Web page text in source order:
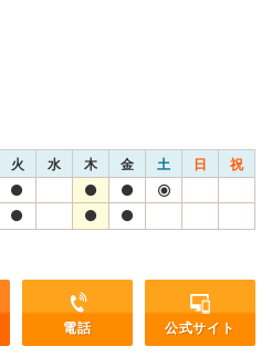
火 水 木 金 土 日 祝
電話 公式サイト